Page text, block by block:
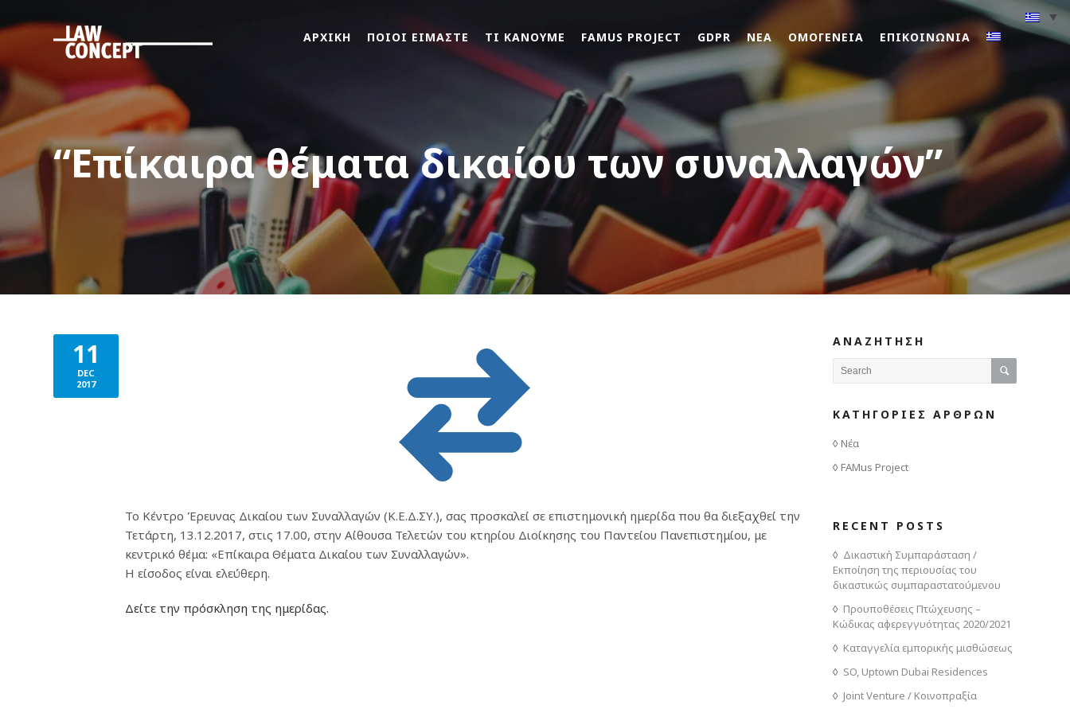
ΑΡΧΙΚΗ ΠΟΙΟΙ ΕΙΜΑΣΤΕ ΤΙ ΚΑΝΟΥΜΕ FAMUS PROJECT GDPR ΝΕΑ ΟΜΟΓΕΝΕΙΑ ΕΠΙΚΟΙΝΩΝΙΑ
“Επίκαιρα θέματα δικαίου των συναλλαγών”
11
DEC
2017
Το Κέντρο Έρευνας Δικαίου των Συναλλαγών (Κ.Ε.Δ.ΣΥ.), σας προσκαλεί σε επιστημονική ημερίδα που θα διεξαχθεί την
Τετάρτη, 13.12.2017, στις 17.00, στην Αίθουσα Τελετών του κτηρίου Διοίκησης του Παντείου Πανεπιστημίου, με
κεντρικό θέμα: «Επίκαιρα Θέματα Δικαίου των Συναλλαγών».
Η είσοδος είναι ελεύθερη.
Δείτε την πρόσκληση της ημερίδας.
ΑΝΑΖΗΤΗΣΗ
ΚΑΤΗΓΟΡΙΕΣ ΑΡΘΡΩΝ
Νέα
FAMus Project
RECENT POSTS
Δικαστική Συμπαράσταση /
Εκποίηση της περιουσίας του
δικαστικώς συμπαραστατούμενου
Προυποθέσεις Πτώχευσης –
Κώδικας αφερεγγυότητας 2020/2021
Καταγγελία εμπορικής μισθώσεως
SO, Uptown Dubai Residences
Joint Venture / Κοινοπραξία
ΠΟΙΟΙ
ΕΙΜΑΣΤΕ
ΤΙ
ΚΑΝΟΥΜΕ
Project
GDPR
ΟΜΟΓΕΝΕΙΑ
ΕΠΙΚΟΙΝΩΝΙΑ